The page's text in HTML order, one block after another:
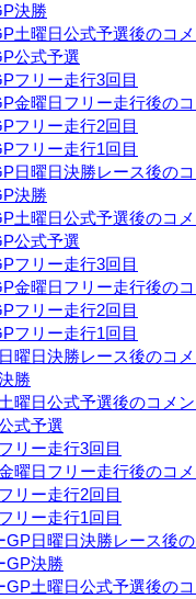
決勝
土曜日公式予選後のコ
公式予選
フリー走行3回目
金曜日フリー走行後の
フリー走行2回目
フリー走行1回目
日曜日決勝レース後の
決勝
土曜日公式予選後のコ
公式予選
フリー走行3回目
金曜日フリー走行後の
フリー走行2回目
フリー走行1回目
曜日決勝レース後のコ
勝
曜日公式予選後のコメ
式予選
リー走行3回目
曜日フリー走行後のコ
リー走行2回目
リー走行1回目
GP日曜日決勝レース後
GP決勝
GP土曜日公式予選後の